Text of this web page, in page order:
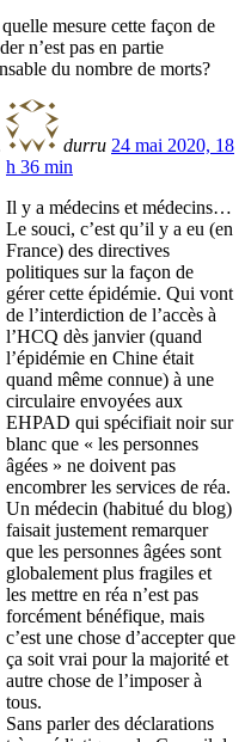
mesure cette façon de
n’est pas en partie
du nombre de morts?
durru 24 mai 2020, 18
h 36 min
Il y a médecins et médecins…
Le souci, c’est qu’il y a eu (en
France) des directives
politiques sur la façon de
gérer cette épidémie. Qui vont
de l’interdiction de l’accès à
l’HCQ dès janvier (quand
l’épidémie en Chine était
quand même connue) à une
circulaire envoyées aux
EHPAD qui spécifiait noir sur
blanc que « les personnes
âgées » ne doivent pas
encombrer les services de réa.
Un médecin (habitué du blog)
faisait justement remarquer
que les personnes âgées sont
globalement plus fragiles et
les mettre en réa n’est pas
forcément bénéfique, mais
c’est une chose d’accepter que
ça soit vrai pour la majorité et
autre chose de l’imposer à
tous.
Sans parler des déclarations